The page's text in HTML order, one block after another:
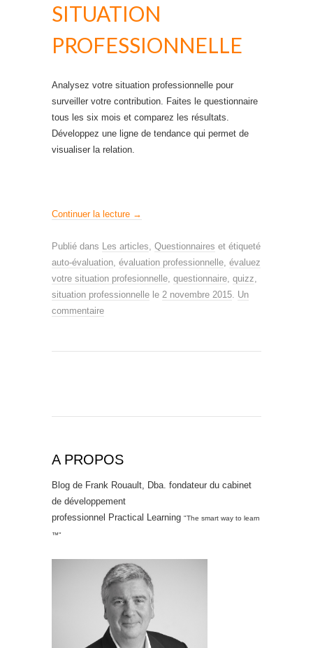
SITUATION
PROFESSIONNELLE
Analysez votre situation professionnelle pour
surveiller votre contribution. Faites le questionnaire
tous les six mois et comparez les résultats.
Développez une ligne de tendance qui permet de
visualiser la relation.
Continuer la lecture →
Publié dans Les articles, Questionnaires et étiqueté
auto-évaluation, évaluation professionnelle, évaluez
votre situation profesionnelle, questionnaire, quizz,
situation professionnelle le 2 novembre 2015. Un
commentaire
A PROPOS
Blog de Frank Rouault, Dba. fondateur du cabinet
de développement
professionnel Practical Learning "The smart way to learn
™"